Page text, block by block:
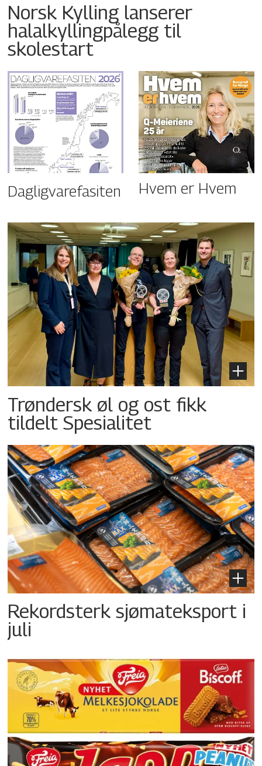
Norsk Kylling lanserer
halalkyllingpålegg til
skolestart
Dagligvarefasiten Hvem er Hvem
Trøndersk øl og ost fikk
tildelt Spesialitet
Rekordsterk sjømateksport i
juli